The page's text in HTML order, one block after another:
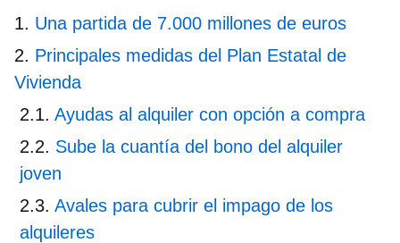
Una partida de 7.000 millones de euros
Principales medidas del Plan Estatal de
Vivienda
Ayudas al alquiler con opción a compra
Sube la cuantía del bono del alquiler
joven
Avales para cubrir el impago de los
alquileres